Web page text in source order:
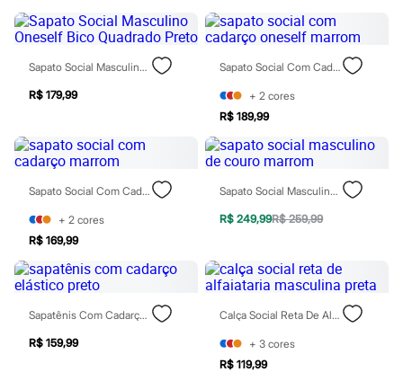
Botas
Chinelos
Rasteirinhas
Sandálias
Sapatilhas
Tênis
Clock House
Mindset
Sawary
Yessica
Acessórios
Blusas
Leggings
Shorts e Bermudas
Moda íntima
Calcinhas
Cintas e Modeladores
Sapato Social Masculino Oneself Bico Quadrado Preto
R$ 179,99
Sapato Social Com Cadarço Oneself Marrom
+ 2 cores
R$ 189,99
Sapato Social Com Cadarço Marrom
+ 2 cores
R$ 169,99
Sapato Social Masculino De Couro Marrom
R$ 249,99R$ 259,99
Sapatênis Com Cadarço Elástico Preto
R$ 159,99
Calça Social Reta De Alfaiataria Masculina Preta
+ 3 cores
R$ 119,99